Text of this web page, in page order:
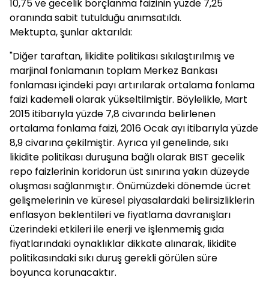
10,75 ve gecelik borçlanma faizinin yüzde 7,25
oranında sabit tutulduğu anımsatıldı.
Mektupta, şunlar aktarıldı:
"Diğer taraftan, likidite politikası sıkılaştırılmış ve
marjinal fonlamanın toplam Merkez Bankası
fonlaması içindeki payı artırılarak ortalama fonlama
faizi kademeli olarak yükseltilmiştir. Böylelikle, Mart
2015 itibarıyla yüzde 7,8 civarında belirlenen
ortalama fonlama faizi, 2016 Ocak ayı itibarıyla yüzde
8,9 civarına çekilmiştir. Ayrıca yıl genelinde, sıkı
likidite politikası duruşuna bağlı olarak BIST gecelik
repo faizlerinin koridorun üst sınırına yakın düzeyde
oluşması sağlanmıştır. Önümüzdeki dönemde ücret
gelişmelerinin ve küresel piyasalardaki belirsizliklerin
enflasyon beklentileri ve fiyatlama davranışları
üzerindeki etkileri ile enerji ve işlenmemiş gıda
fiyatlarındaki oynaklıklar dikkate alınarak, likidite
politikasındaki sıkı duruş gerekli görülen süre
boyunca korunacaktır.